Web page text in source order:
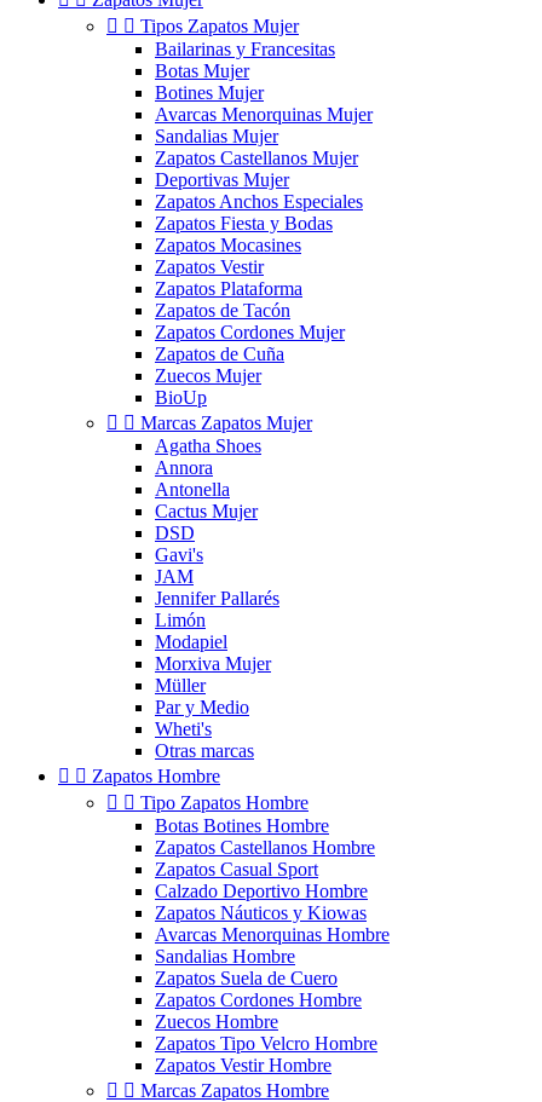
  Tipos Zapatos Mujer
Bailarinas y Francesitas
Botas Mujer
Botines Mujer
Avarcas Menorquinas Mujer
Sandalias Mujer
Zapatos Castellanos Mujer
Deportivas Mujer
Zapatos Anchos Especiales
Zapatos Fiesta y Bodas
Zapatos Mocasines
Zapatos Vestir
Zapatos Plataforma
Zapatos de Tacón
Zapatos Cordones Mujer
Zapatos de Cuña
Zuecos Mujer
BioUp
  Marcas Zapatos Mujer
Agatha Shoes
Annora
Antonella
Cactus Mujer
DSD
Gavi's
JAM
Jennifer Pallarés
Limón
Modapiel
Morxiva Mujer
Müller
Par y Medio
Wheti's
Otras marcas
  Zapatos Hombre
  Tipo Zapatos Hombre
Botas Botines Hombre
Zapatos Castellanos Hombre
Zapatos Casual Sport
Calzado Deportivo Hombre
Zapatos Náuticos y Kiowas
Avarcas Menorquinas Hombre
Sandalias Hombre
Zapatos Suela de Cuero
Zapatos Cordones Hombre
Zuecos Hombre
Zapatos Tipo Velcro Hombre
Zapatos Vestir Hombre
  Marcas Zapatos Hombre